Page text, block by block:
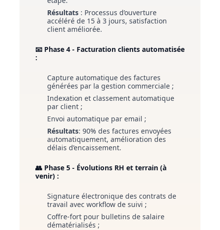
Résultats : Processus d’ouverture
accéléré de 15 à 3 jours, satisfaction
client améliorée.
📧 Phase 4 - Facturation clients automatisée
:
Capture automatique des factures
générées par la gestion commerciale ;
Indexation et classement automatique
par client ;
Envoi automatique par email ;
Résultats: 90% des factures envoyées
automatiquement, amélioration des
délais d’encaissement.
👥 Phase 5 - Évolutions RH et terrain (à
venir) :
Signature électronique des contrats de
travail avec workflow de suivi ;
Coffre-fort pour bulletins de salaire
dématérialisés ;